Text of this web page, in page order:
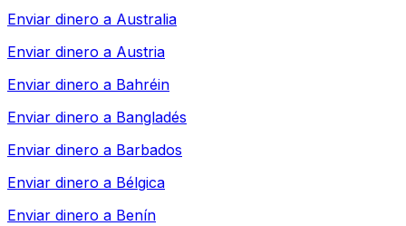
Enviar dinero a Australia
Enviar dinero a Austria
Enviar dinero a Bahréin
Enviar dinero a Bangladés
Enviar dinero a Barbados
Enviar dinero a Bélgica
Enviar dinero a Benín